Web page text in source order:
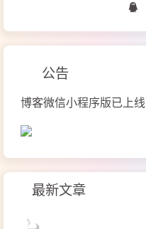
公告
博客微信小程序版已上
最新文章